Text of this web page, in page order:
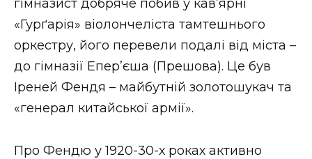
ВІДЕО
гімназист добряче побив у кав’ярні
«Гурґарія» віолончеліста тамтешнього
оркестру, його перевели подалі від міста –
до гімназії Епер’єша (Прешова). Це був
Іреней Фендя – майбутній золотошукач та
«генерал китайської армії».
Про Фендю у 1920-30-х роках активно